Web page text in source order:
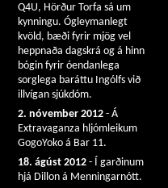
Q4U, Hörður Torfa sá um
kynningu. Ógleymanlegt
kvöld, bæði fyrir mjög vel
heppnaða dagskrá og á hinn
bógin fyrir óendanlega
sorglega baráttu Ingólfs við
illvígan sjúkdóm.
2. nóvember 2012 - Á
Extravaganza hljómleikum
GogoYoko á Bar 11.
18. ágúst 2012 - Í garðinum
hjá Dillon á Menningarnótt.